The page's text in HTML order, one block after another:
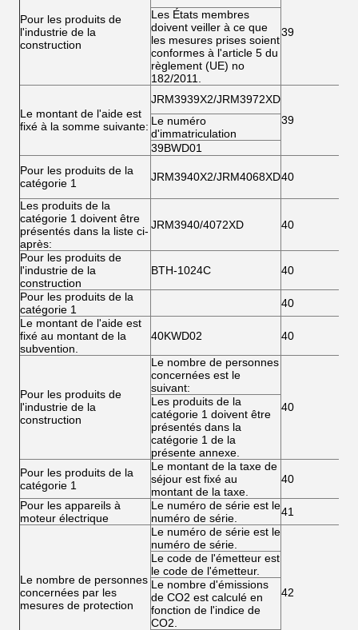
Pour les produits de
l'industrie de la
construction
39
Les États membres
doivent veiller à ce que
les mesures prises soient
conformes à l'article 5 du
règlement (UE) no
182/2011.
Le montant de l'aide est
fixé à la somme suivante:
JRM3939X2/JRM3972XD
39
Le numéro
d'immatriculation
39BWD01
Pour les produits de la
catégorie 1
JRM3940X2/JRM4068XD40
Les produits de la
catégorie 1 doivent être
présentés dans la liste ci-
après:
JRM3940/4072XD 40
Pour les produits de
l'industrie de la
construction
BTH-1024C 40
Pour les produits de la
catégorie 1
40
Le montant de l'aide est
fixé au montant de la
subvention.
40KWD02 40
Pour les produits de
l'industrie de la
construction
Le nombre de personnes
concernées est le
suivant:
40
Les produits de la
catégorie 1 doivent être
présentés dans la
catégorie 1 de la
présente annexe.
Pour les produits de la
catégorie 1
Le montant de la taxe de
séjour est fixé au
montant de la taxe.
40
Pour les appareils à
moteur électrique
Le numéro de série est le
numéro de série.
41
Le nombre de personnes
concernées par les
mesures de protection
Le numéro de série est le
numéro de série.
42
Le code de l'émetteur est
le code de l'émetteur.
Le nombre d'émissions
de CO2 est calculé en
fonction de l'indice de
CO2.